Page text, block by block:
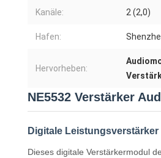
Kanäle: 2 (2,0)
Hafen:
Hervorheben:
NE5532 Verstärker
Digitale
Dieses digitale Verstärkermodul